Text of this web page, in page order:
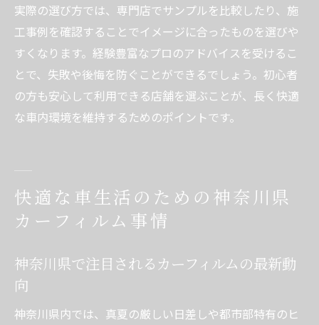
実際の選び方では、専門店でサンプルを比較したり、施
工事例を確認することでイメージに合ったものを選びや
すくなります。経験豊富なプロのアドバイスを受けるこ
とで、失敗や後悔を防ぐことができるでしょう。初心者
の方も安心して利用できる店舗を選ぶことが、長く快適
な車内環境を維持するためのポイントです。
快適な車生活のための神奈川県
カーフィルム事情
神奈川県で注目されるカーフィルムの最新動
向
神奈川県内では、真夏の厳しい日差しや都市部特有のヒ